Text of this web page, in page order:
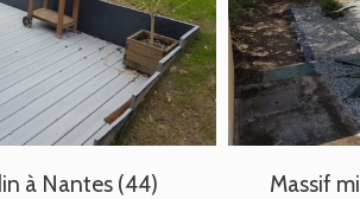
à Nantes (44) Massif